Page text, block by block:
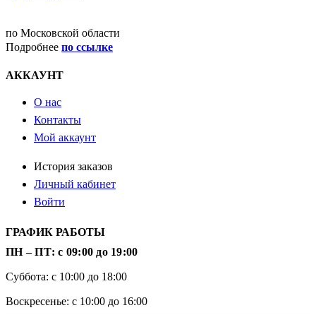
по Московской области
Подробнее по ссылке
АККАУНТ
О нас
Контакты
Мой аккаунт
История заказов
Личный кабинет
Войти
ГРАФИК РАБОТЫ
ПН – ПТ: с 09:00 до 19:00
Суббота: с 10:00 до 18:00
Воскресенье: с 10:00 до 16:00